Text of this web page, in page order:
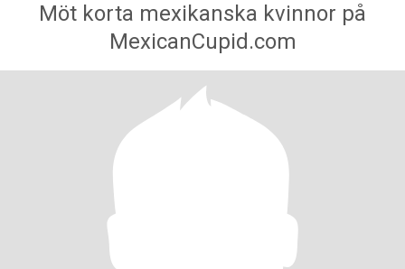
Möt korta mexikanska kvinnor på
MexicanCupid.com